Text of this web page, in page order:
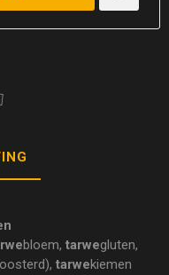
bloem, tarwegluten,
tarwekiemen